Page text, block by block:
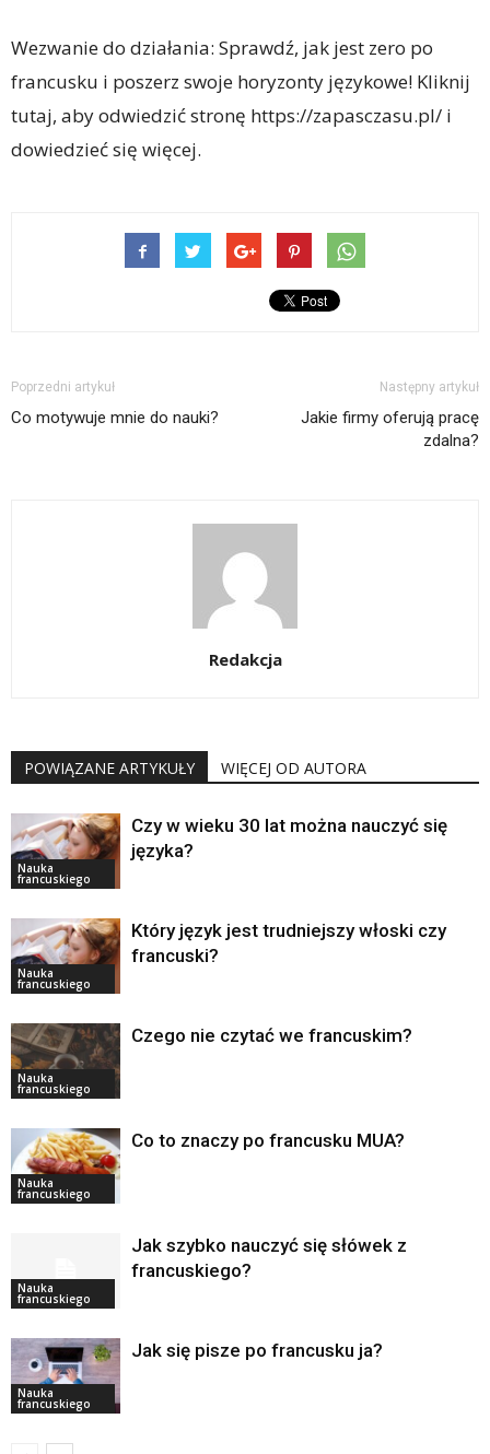
Wezwanie do działania: Sprawdź, jak jest zero po
francusku i poszerz swoje horyzonty językowe! Kliknij
tutaj, aby odwiedzić stronę https://zapasczasu.pl/ i
dowiedzieć się więcej.
Poprzedni artykuł
Co motywuje mnie do nauki?
Następny artykuł
Jakie firmy oferują pracę
zdalna?
Redakcja
POWIĄZANE ARTYKUŁY WIĘCEJ OD AUTORA
Nauka
francuskiego
Czy w wieku 30 lat można nauczyć się
języka?
Nauka
francuskiego
Który język jest trudniejszy włoski czy
francuski?
Nauka
francuskiego
Czego nie czytać we francuskim?
Nauka
francuskiego
Co to znaczy po francusku MUA?
Nauka
francuskiego
Jak szybko nauczyć się słówek z
francuskiego?
Nauka
francuskiego
Jak się pisze po francusku ja?